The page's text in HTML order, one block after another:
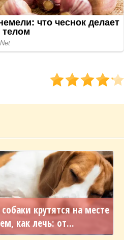
крутятся на месте
как лечь: от...